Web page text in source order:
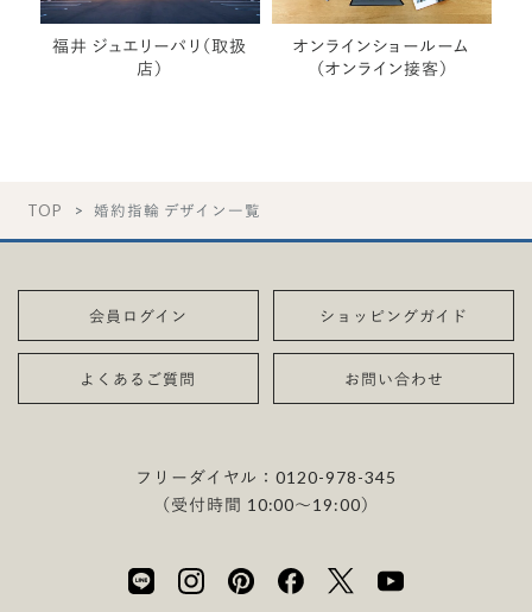
福井 ジュエリーパリ（取扱
店）
オンラインショールーム
（オンライン接客）
TOP 婚約指輪 デザイン一覧
会員ログイン ショッピングガイド
よくあるご質問 お問い合わせ
フリーダイヤル：0120-978-345
（受付時間 10:00〜19:00）